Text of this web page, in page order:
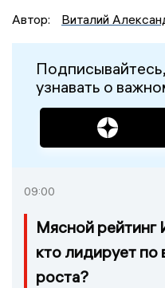
Автор:
Виталий
узнавать о
09:00
Мясной рейтинг
кто лидирует по
роста?